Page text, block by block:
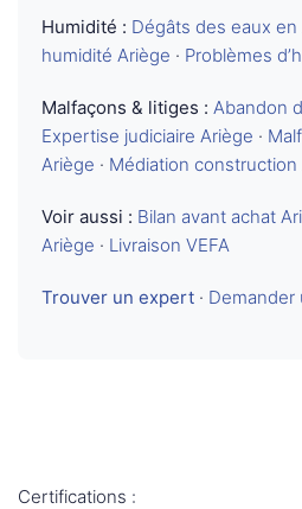
Humidité : Dégâts des eaux en
humidité Ariège · Problèmes
Malfaçons & litiges : Abandon
Expertise judiciaire Ariège ·
Ariège · Médiation construction
Voir aussi : Bilan avant achat
Ariège · Livraison VEFA
Trouver un expert · Demander
Certifications :